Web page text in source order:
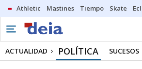
Athletic Mastines Tiempo Skate
ACTUALIDAD POLÍTICA SUCESOS